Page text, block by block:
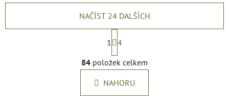
O
v
l
á
NAČÍST 24 DALŠÍCH
S
t
r
á
n
k
1
4
84 položek celkem
NAHORU